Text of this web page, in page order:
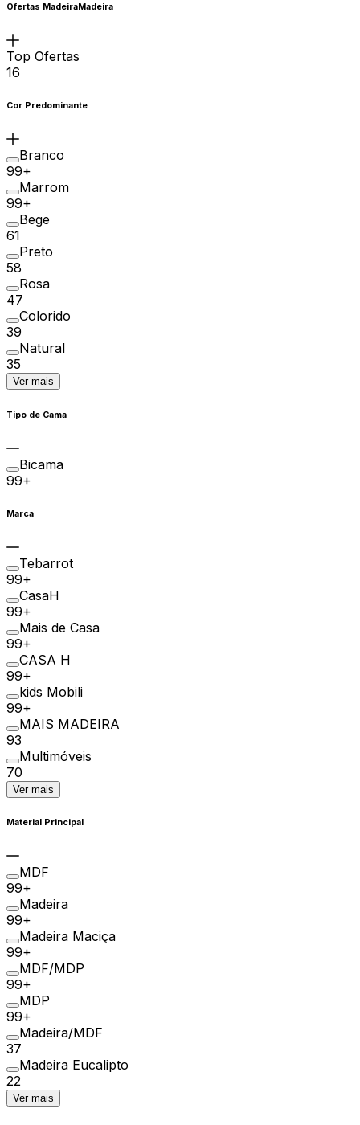
Ofertas MadeiraMadeira
Top Ofertas
16
Cor Predominante
Branco
99+
Marrom
99+
Bege
61
Preto
58
Rosa
47
Colorido
39
Natural
35
Ver mais
Tipo de Cama
Bicama
99+
Marca
Tebarrot
99+
CasaH
99+
Mais de Casa
99+
CASA H
99+
kids Mobili
99+
MAIS MADEIRA
93
Multimóveis
70
Ver mais
Material Principal
MDF
99+
Madeira
99+
Madeira Maciça
99+
MDF/MDP
99+
MDP
99+
Madeira/MDF
37
Madeira Eucalipto
22
Ver mais